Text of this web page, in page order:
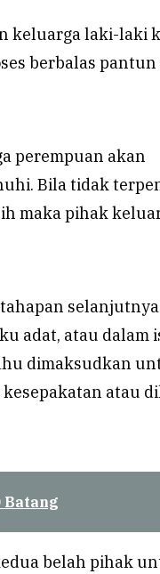
keluarga laki-laki
berbalas pantun
perempuan akan
Bila tidak
maka pihak
adat, atau dalam
dimaksudkan
atau
Batang
belah pihak